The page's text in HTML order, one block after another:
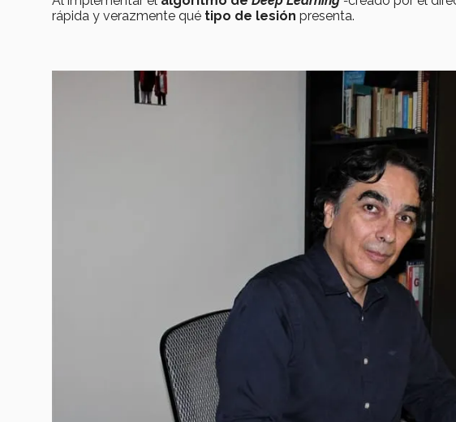
rápida y verazmente qué tipo de lesión presenta.